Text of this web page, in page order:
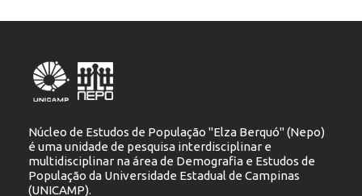
Núcleo de Estudos de População "Elza Berquó" (Nepo)
é uma unidade de pesquisa interdisciplinar e
multidisciplinar na área de Demografia e Estudos de
População da Universidade Estadual de Campinas
(UNICAMP).